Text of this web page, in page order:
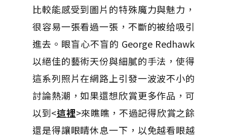
比較能感受到圖片的特殊魔力與魅力，
很容易一張看過一張，不斷的被给吸引
進去。眼盲心不盲的 George Redhawk
以絕佳的藝術天份與細膩的手法，使得
這系列照片在網路上引發一波波不小的
討論熱潮，如果還想欣賞更多作品，可
以到<這裡>來瞧瞧，不過記得欣賞之餘
還是得讓眼睛休息一下，以免越看眼越